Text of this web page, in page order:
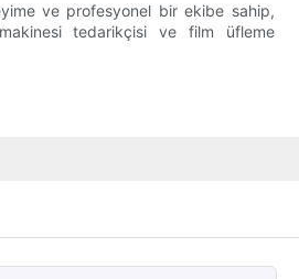
ve profesyonel bir ekibe sahip,
tedarikçisi ve film üfleme